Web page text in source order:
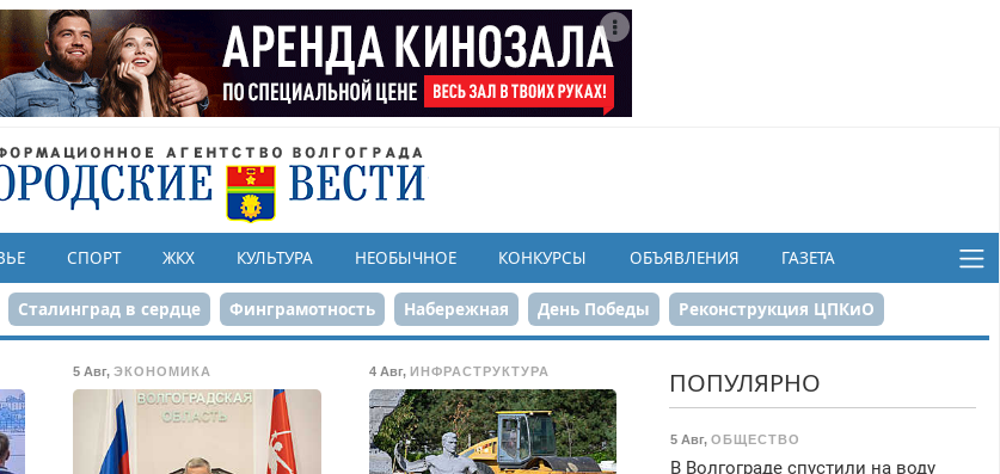
СПОРТ ЖКХ КУЛЬТУРА НЕОБЫЧНОЕ КОНКУРСЫ ОБЪЯВЛЕНИЯ ГАЗЕТА
Сталинград в сердце Финграмотность Набережная День Победы Реконструкция ЦПКиО
80-летие Победы Парк Героев-летчиков
5 Авг,ЭКОНОМИКА 4 Авг, ИНФРАСТРУКТУРА ПОПУЛЯРНО
5 Авг, ОБЩЕСТВО
В Волгограде спустили на воду